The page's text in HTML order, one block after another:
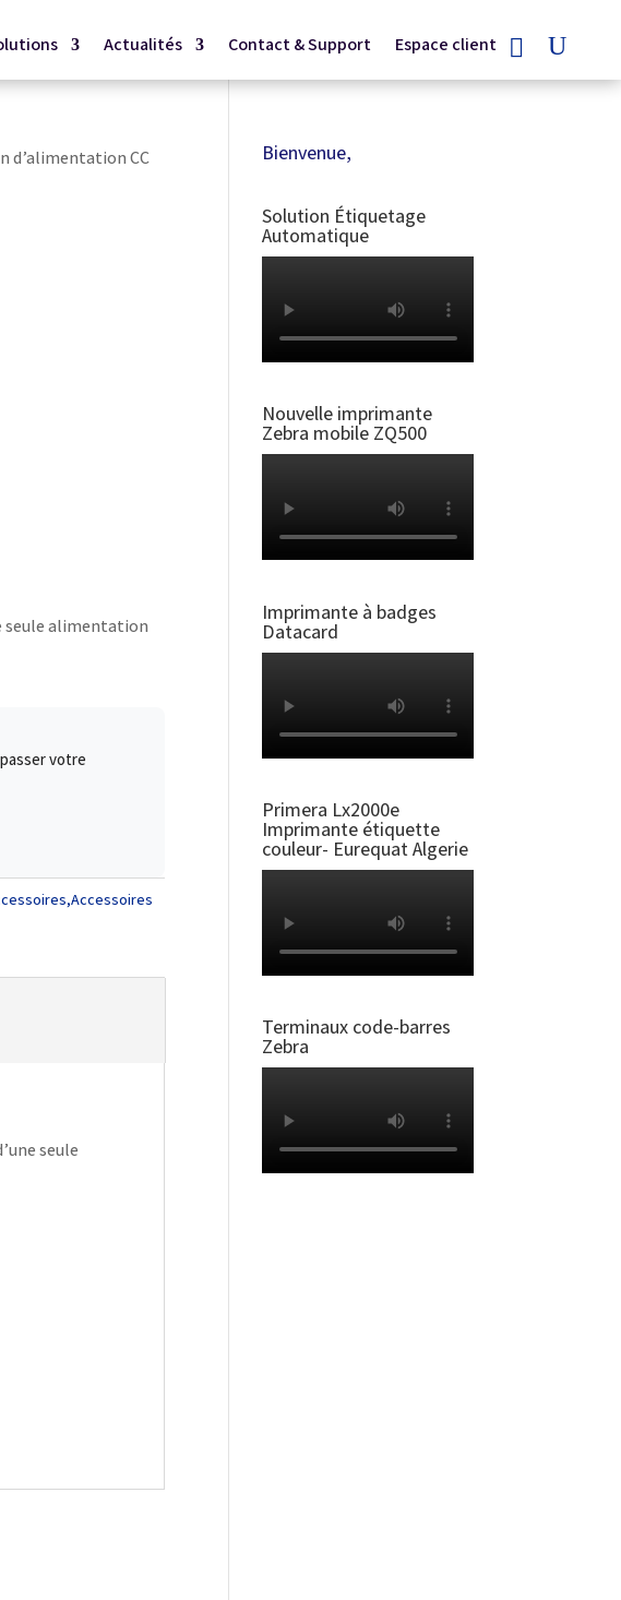
Actualités Contact & Support Espace client
d’alimentation CC
seule alimentation
votre
seule
Bienvenue,
Solution Étiquetage
Automatique
Nouvelle imprimante
Zebra mobile ZQ500
Imprimante à badges
Datacard
Primera Lx2000e
Imprimante étiquette
couleur- Eurequat Algerie
Terminaux code-barres
Zebra